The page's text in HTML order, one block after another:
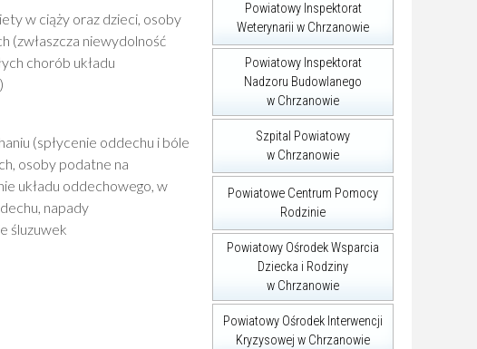
w ciąży oraz dzieci, osoby
(zwłaszcza niewydolność
chorób układu
(spłycenie oddechu i bóle
osoby podatne na
układu oddechowego, w
napady
śluzuwek
Powiatowy Inspektorat
Weterynarii w Chrzanowie
Powiatowy Inspektorat
Nadzoru Budowlanego
w Chrzanowie
Szpital Powiatowy
w Chrzanowie
Powiatowe Centrum Pomocy
Rodzinie
Powiatowy Ośrodek Wsparcia
Dziecka i Rodziny
w Chrzanowie
Powiatowy Ośrodek Interwencji
Kryzysowej w Chrzanowie